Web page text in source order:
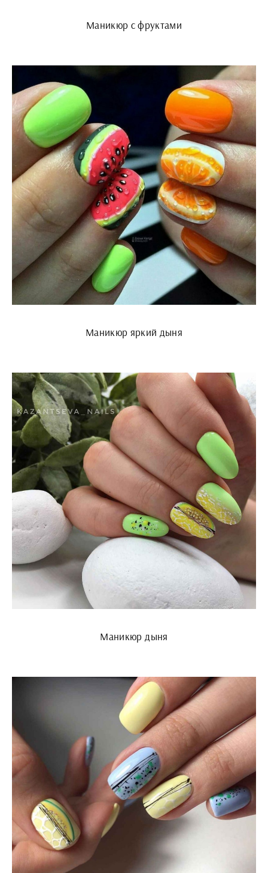
Маникюр с фруктами
Маникюр яркий дыня
Маникюр дыня